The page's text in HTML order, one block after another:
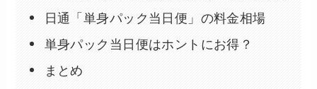
日通「単身パック当日便」の料金相場
単身パック当日便はホントにお得？
まとめ